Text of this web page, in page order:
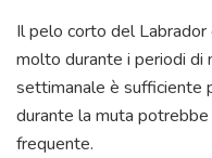
Il pelo corto del
molto durante i periodi di
settimanale è sufficiente
durante la muta potrebbe
frequente.